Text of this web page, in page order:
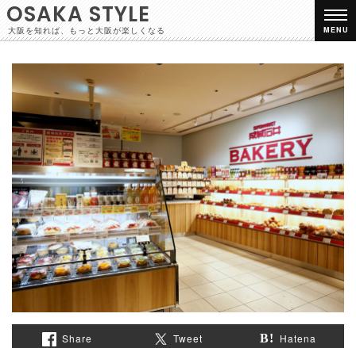
OSAKA STYLE
大阪を知れば、もっと大阪が楽しくなる MENU
Share Tweet Hatena